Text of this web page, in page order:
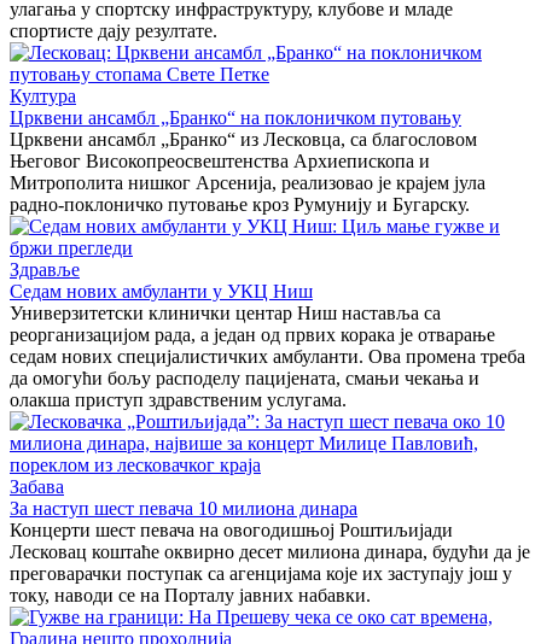
улагања у спортску инфраструктуру, клубове и младе
спортисте дају резултате.
Култура
Црквени ансамбл „Бранко“ на поклоничком путовању
Црквени ансамбл „Бранко“ из Лесковца, са благословом
Његовог Високопреосвештенства Архиепископа и
Митрополита нишког Арсенија, реализовао је крајем јула
радно-поклоничко путовање кроз Румунију и Бугарску.
Здравље
Седам нових амбуланти у УКЦ Ниш
Универзитетски клинички центар Ниш наставља са
реорганизацијом рада, а један од првих корака је отварање
седам нових специјалистичких амбуланти. Ова промена треба
да омогући бољу расподелу пацијената, смањи чекања и
олакша приступ здравственим услугама.
Забава
За наступ шест певача 10 милиона динара
Концерти шест певача на овогодишњој Роштиљијади
Лесковац коштаће оквирно десет милиона динара, будући да је
преговарачки поступак са агенцијама које их заступају још у
току, наводи се на Порталу јавних набавки.